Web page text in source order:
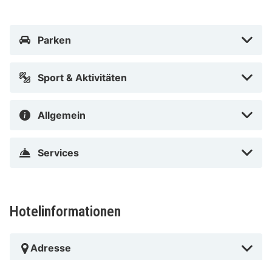
Landesmuseum Wiesbaden und RheinMain
Wiesbaden und 1,7 km von BRITA-Arena entfernt.
Parken
Sport & Aktivitäten
Allgemein
Services
Hotelinformationen
Adresse